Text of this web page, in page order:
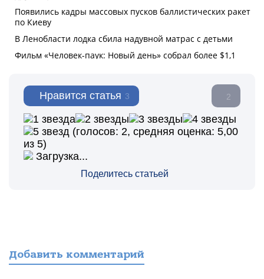
Нравится статья 3 2
Поделитесь статьей
(голосов: 2, средняя оценка: 5,00
из 5)
Загрузка...
Добавить комментарий